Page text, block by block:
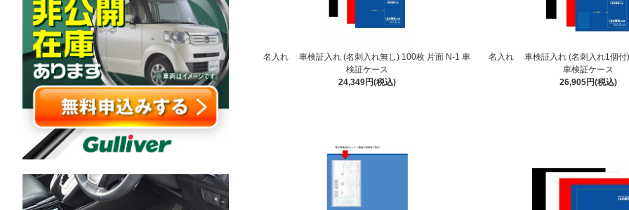
名入れ 車検証入れ (名刺入れ無し) 100枚 片面 N-1 車
検証ケース
24,349円(税込)
名入れ 車検証入れ (名刺入れ1個付
車検証ケース
26,905円(税込)